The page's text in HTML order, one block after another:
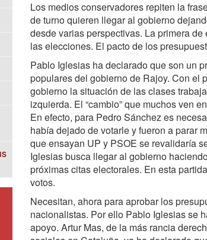
Los medios conservadores repiten la
de turno quieren llegar al gobierno
desde varias perspectivas. La primera
las elecciones. El pacto de los
Pablo Iglesias ha declarado que son un
populares del gobierno de Rajoy. Con el
gobierno la situación de las clases
izquierda. El “cambio” que muchos ven
En efecto, para Pedro Sánchez es
había dejado de votarle y fueron a parar
que ensayan UP y PSOE se revalidaría
Iglesias busca llegar al gobierno
próximas citas electorales. En esta
votos.
Necesitan, ahora para aprobar los
nacionalistas. Por ello Pablo Iglesias se
apoyo. Artur Mas, de la más rancia